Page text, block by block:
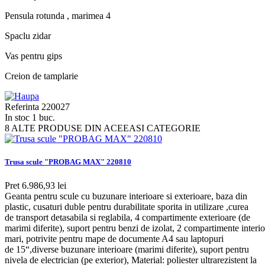
Pensula rotunda , marimea 4
Spaclu zidar
Vas pentru gips
Creion de tamplarie
Referinta 220027
In stoc 1 buc.
8 ALTE PRODUSE DIN ACEEASI CATEGORIE
Trusa scule "PROBAG MAX" 220810
Pret 6.986,93 lei
Geanta pentru scule cu buzunare interioare si exterioare, baza din
plastic, cusaturi duble pentru durabilitate sporita in utilizare ,curea
de transport detasabila si reglabila, 4 compartimente exterioare (de
marimi diferite), suport pentru benzi de izolat, 2 compartimente
mari, potrivite pentru mape de documente A4 sau laptopuri
de 15“,diverse buzunare interioare (marimi diferite), suport pentru
nivela de electrician (pe exterior), Material: poliester ultrarezistent la